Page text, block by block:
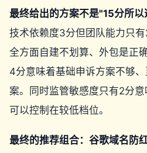
最终给出的方案不是"15分所以
技术依赖度3分但团队能力只
全方面自建不划算、外包是正
4分意味着基础申诉方案不够
案。同时监管敏感度只有2分
可以控制在较低档位。
最终的推荐组合：谷歌域名防